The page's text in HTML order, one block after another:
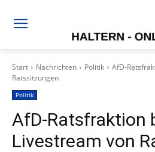
Start Nachrichten Politik
AfD-
Ratssitzungen
Politik
AfD-Ratsfraktion
Livestream von